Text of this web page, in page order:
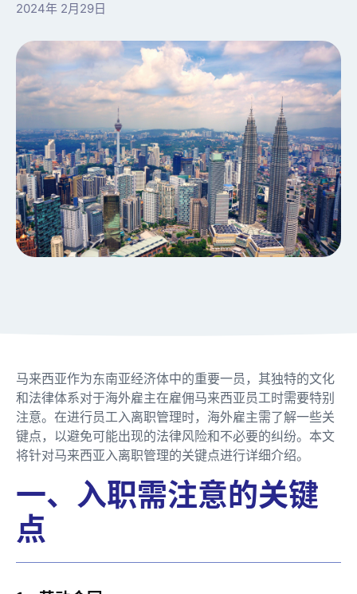
2024年 2月29日
马来西亚作为东南亚经济体中的重要一员，其独特的文化
和法律体系对于海外雇主在雇佣马来西亚员工时需要特别
注意。在进行员工入离职管理时，海外雇主需了解一些关
键点，以避免可能出现的法律风险和不必要的纠纷。本文
将针对马来西亚入离职管理的关键点进行详细介绍。
一、入职需注意的关键
点